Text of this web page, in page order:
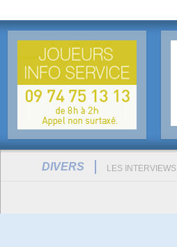
DIVERS LES INTERVIEWS